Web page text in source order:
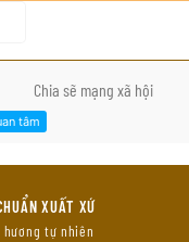
Chia sẽ mạng xã hội
XUẤT XỨ
hương tự nhiên